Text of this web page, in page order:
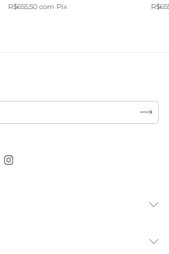
R$655,50com Pix